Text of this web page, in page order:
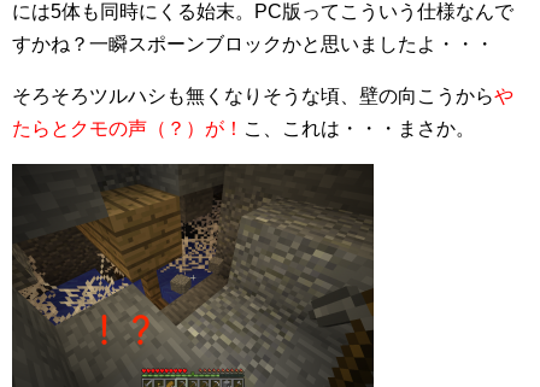
には5体も同時にくる始末。PC版ってこういう仕様なんで
すかね？一瞬スポーンブロックかと思いましたよ・・・
そろそろツルハシも無くなりそうな頃、壁の向こうからや
たらとクモの声（？）が！ こ、これは・・・まさか。